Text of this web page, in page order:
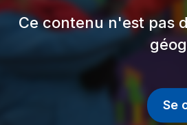
Ce contenu n'est pas
Se